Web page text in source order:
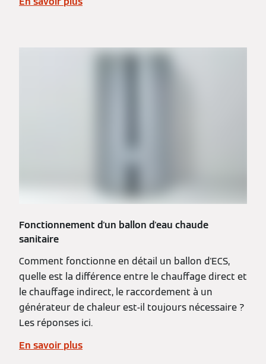
Fonctionnement d'un ballon d'eau chaude
sanitaire
Comment fonctionne en détail un ballon d'ECS,
quelle est la différence entre le chauffage direct et
le chauffage indirect, le raccordement à un
générateur de chaleur est-il toujours nécessaire ?
Les réponses ici.
En savoir plus